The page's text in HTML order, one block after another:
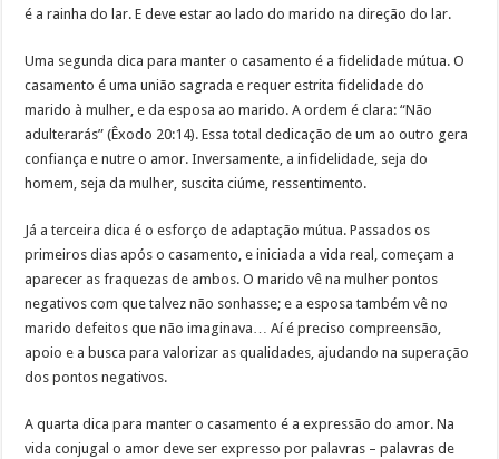
é a rainha do lar. E deve estar ao lado do marido na direção do lar.
Uma segunda dica para manter o casamento é a fidelidade mútua. O
casamento é uma união sagrada e requer estrita fidelidade do
marido à mulher, e da esposa ao marido. A ordem é clara: “Não
adulterarás” (Êxodo 20:14). Essa total dedicação de um ao outro gera
confiança e nutre o amor. Inversamente, a infidelidade, seja do
homem, seja da mulher, suscita ciúme, ressentimento.
Já a terceira dica é o esforço de adaptação mútua. Passados os
primeiros dias após o casamento, e iniciada a vida real, começam a
aparecer as fraquezas de ambos. O marido vê na mulher pontos
negativos com que talvez não sonhasse; e a esposa também vê no
marido defeitos que não imaginava… Aí é preciso compreensão,
apoio e a busca para valorizar as qualidades, ajudando na superação
dos pontos negativos.
A quarta dica para manter o casamento é a expressão do amor. Na
vida conjugal o amor deve ser expresso por palavras – palavras de